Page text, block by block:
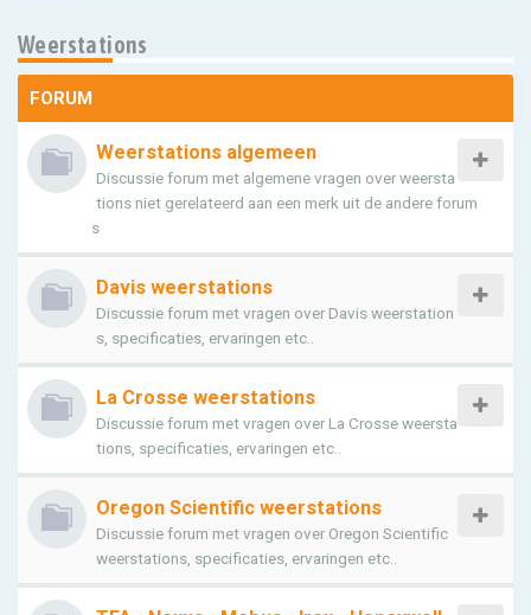
Weerstations
FORUM
Weerstations algemeen
Discussie forum met algemene vragen over weersta
tions niet gerelateerd aan een merk uit de andere forum
s
Davis weerstations
Discussie forum met vragen over Davis weerstation
s, specificaties, ervaringen etc..
La Crosse weerstations
Discussie forum met vragen over La Crosse weersta
tions, specificaties, ervaringen etc..
Oregon Scientific weerstations
Discussie forum met vragen over Oregon Scientific
weerstations, specificaties, ervaringen etc..